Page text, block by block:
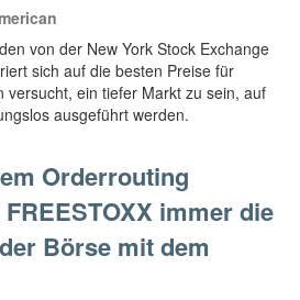
von der New York Stock Exchange
sich auf die besten Preise für
versucht, ein tiefer Markt zu sein, auf
ausgeführt werden.
Orderrouting
immer die
Börse mit dem